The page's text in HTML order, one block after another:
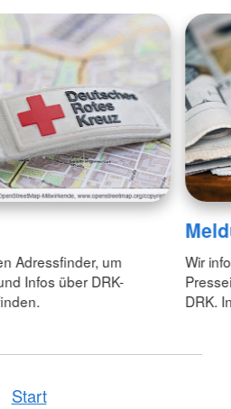
Adressfinder, um
Infos über DRK-
Wir
DRK.
Start